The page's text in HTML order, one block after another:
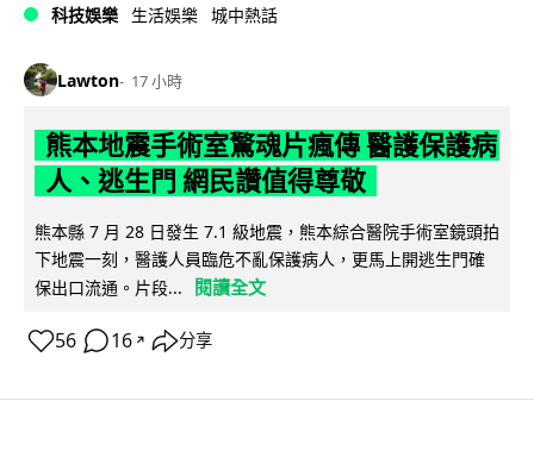
科技娛樂 生活娛樂 城中熱話
Lawton 17 小時
熊本地震手術室驚魂片瘋傳 醫護保護病
人、逃生門 網民讚值得尊敬
熊本縣 7 月 28 日發生 7.1 級地震，熊本綜合醫院手術室鏡頭拍
下地震一刻，醫護人員臨危不亂保護病人，更馬上開逃生門確
保出口流通。片段...
閱讀全文
56 16 ↗ 分享